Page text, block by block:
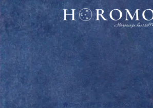
ホーム 宇宙と暮らしの話を読む